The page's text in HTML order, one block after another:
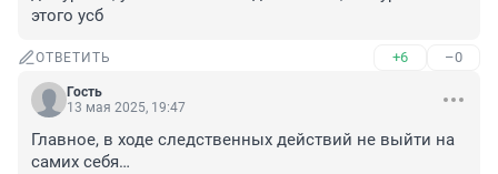
этого усб
ОТВЕТИТЬ +6 –0
Гость
13 мая 2025, 19:47
Главное, в ходе следственных действий не выйти на
самих себя…